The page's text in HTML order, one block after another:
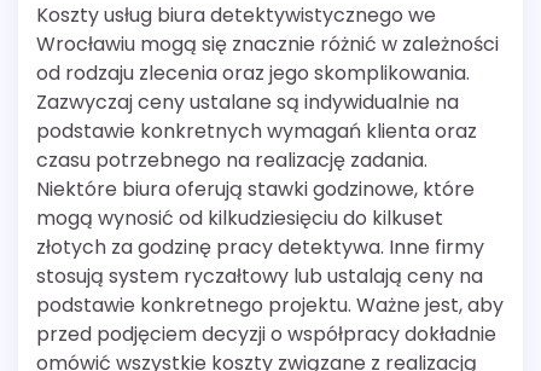
Koszty usług biura detektywistycznego we
Wrocławiu mogą się znacznie różnić w zależności
od rodzaju zlecenia oraz jego skomplikowania.
Zazwyczaj ceny ustalane są indywidualnie na
podstawie konkretnych wymagań klienta oraz
czasu potrzebnego na realizację zadania.
Niektóre biura oferują stawki godzinowe, które
mogą wynosić od kilkudziesięciu do kilkuset
złotych za godzinę pracy detektywa. Inne firmy
stosują system ryczałtowy lub ustalają ceny na
podstawie konkretnego projektu. Ważne jest, aby
przed podjęciem decyzji o współpracy dokładnie
omówić wszystkie koszty związane z realizacją